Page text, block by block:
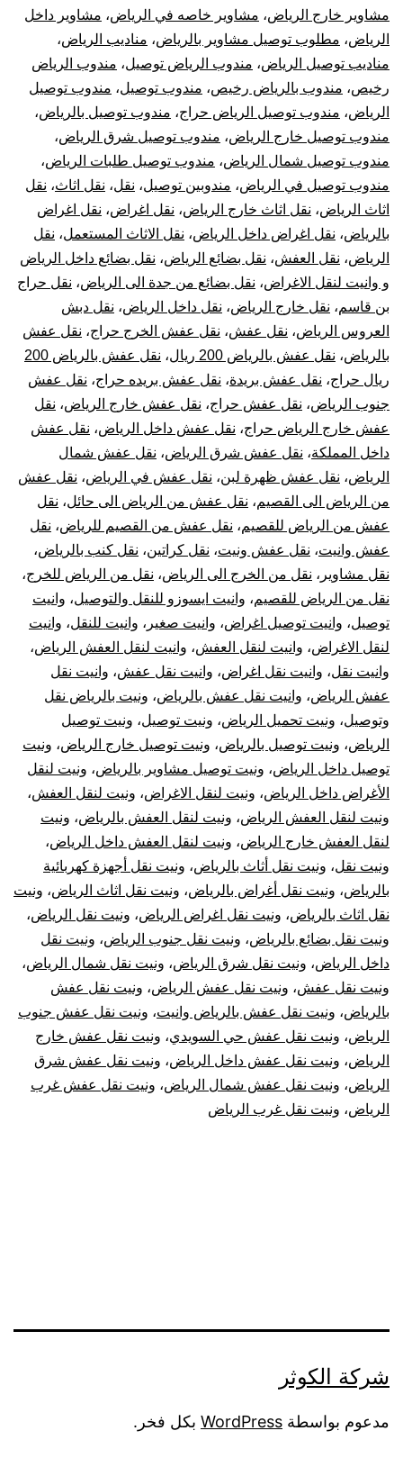
مشاوير خارج الرياض، مشاوير خاصه في الرياض، مشاوير داخل
الرياض، مطلوب توصيل مشاوير بالرياض، مناديب الرياض،
مناديب توصيل الرياض، مندوب الرياض توصيل، مندوب الرياض
رخيص، مندوب بالرياض رخيص، مندوب توصيل، مندوب توصيل
الرياض، مندوب توصيل الرياض حراج، مندوب توصيل بالرياض،
مندوب توصيل خارج الرياض، مندوب توصيل شرق الرياض،
مندوب توصيل شمال الرياض، مندوب توصيل طلبات الرياض،
مندوب توصيل في الرياض، مندوبين توصيل، نقل، نقل اثاث، نقل
اثاث الرياض، نقل اثاث خارج الرياض، نقل اغراض، نقل اغراض
بالرياض، نقل اغراض داخل الرياض، نقل الاثاث المستعمل، نقل
الرياض، نقل العفش، نقل بضائع الرياض، نقل بضائع داخل الرياض
و وانيت لنقل الاغراض، نقل بضائع من جدة الى الرياض، نقل حراج
بن قاسم، نقل خارج الرياض، نقل داخل الرياض، نقل دبش
العروس الرياض، نقل عفش، نقل عفش الخرج حراج، نقل عفش
بالرياض، نقل عفش بالرياض 200 ريال ،
نقل عفش بالرياض 200
ريال حراج، نقل عفش بريدة، نقل عفش بريده حراج، نقل عفش
جنوب الرياض، نقل عفش حراج، نقل عفش خارج الرياض، نقل
عفش خارج الرياض حراج، نقل عفش داخل الرياض، نقل عفش
داخل المملكة، نقل عفش شرق الرياض، نقل عفش شمال
الرياض، نقل عفش ظهرة لبن، نقل عفش في الرياض، نقل عفش
من الرياض الى القصيم، نقل عفش من الرياض الى حائل، نقل
عفش من الرياض للقصيم، نقل عفش من القصيم للرياض، نقل
عفش وانيت، نقل عفش ونيت، نقل كراتين، نقل كنب بالرياض،
نقل مشاوير ، نقل من الخرج الى الرياض، نقل من الرياض للخرج،
نقل من الرياض للقصيم، وانيت ايسوزو للنقل والتوصيل، وانيت
توصيل، وانيت توصيل اغراض، وانيت صغير ، وانيت للنقل، وانيت
لنقل الاغراض، وانيت لنقل العفش، وانيت لنقل العفش الرياض،
وانيت نقل، وانيت نقل اغراض، وانيت نقل عفش، وانيت نقل
عفش الرياض، وانيت نقل عفش بالرياض، ونيت بالرياض نقل
وتوصيل، ونيت تحميل الرياض، ونيت توصيل، ونيت توصيل
الرياض، ونيت توصيل بالرياض، ونيت توصيل خارج الرياض، ونيت
توصيل داخل الرياض، ونيت توصيل مشاوير بالرياض، ونيت لنقل
الأغراض داخل الرياض، ونيت لنقل الاغراض، ونيت لنقل العفش،
ونيت لنقل العفش الرياض، ونيت لنقل العفش بالرياض، ونيت
لنقل العفش خارج الرياض، ونيت لنقل العفش داخل الرياض،
ونيت نقل، ونيت نقل أثاث بالرياض، ونيت نقل أجهزة كهربائية
بالرياض، ونيت نقل أغراض بالرياض، ونيت نقل اثاث الرياض، ونيت
نقل اثاث بالرياض، ونيت نقل اغراض الرياض، ونيت نقل الرياض،
ونيت نقل بضائع بالرياض، ونيت نقل جنوب الرياض، ونيت نقل
داخل الرياض، ونيت نقل شرق الرياض، ونيت نقل شمال الرياض،
ونيت نقل عفش، ونيت نقل عفش الرياض، ونيت نقل عفش
بالرياض، ونيت نقل عفش بالرياض وانيت، ونيت نقل عفش جنوب
الرياض، ونيت نقل عفش حي السويدي، ونيت نقل عفش خارج
الرياض، ونيت نقل عفش داخل الرياض، ونيت نقل عفش شرق
الرياض، ونيت نقل عفش شمال الرياض، ونيت نقل عفش غرب
الرياض، ونيت نقل غرب الرياض
شركة الكوثر
مدعوم بواسطة WordPress بكل فخر.